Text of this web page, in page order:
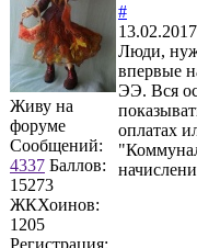
Живу на
форуме
Сообщений:
4337 Баллов:
15273
ЖКХоинов:
1205
Регистрация:
#
Люди,
впервые
ЭЭ. Вся
оплатах